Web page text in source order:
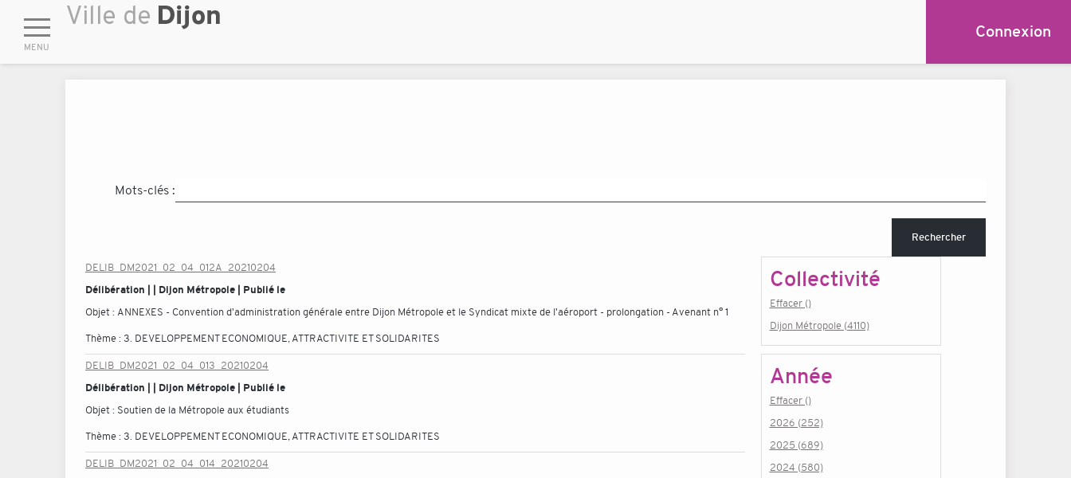
Connexion
Mots-clés :
Rechercher
DELIB_DM2021_02_04_012A_20210204
Délibération | | Dijon Métropole | Publié le
Objet : ANNEXES - Convention d'administration générale entre Dijon Métropole et le Syndicat mixte de l'aéroport - prolongation - Avenant n° 1
Thème :3. DEVELOPPEMENT ECONOMIQUE, ATTRACTIVITE ET SOLIDARITES
DELIB_DM2021_02_04_013_20210204
Délibération | | Dijon Métropole | Publié le
Objet : Soutien de la Métropole aux étudiants
Thème :3. DEVELOPPEMENT ECONOMIQUE, ATTRACTIVITE ET SOLIDARITES
DELIB_DM2021_02_04_014_20210204
Collectivité
Effacer ()
Dijon Métropole (4110)
Année
Effacer ()
2026 (252)
2025 (689)
2024 (580)